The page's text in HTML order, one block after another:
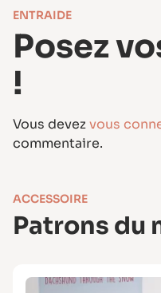
ENTRAIDE
Posez
!
Vous devezvous
commentaire.
ACCESSOIRE
Patrons du